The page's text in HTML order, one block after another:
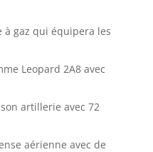
à gaz qui équipera les
Leopard 2A8 avec
artillerie avec 72
aérienne avec de